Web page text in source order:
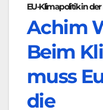
EU-Klimapolitik in der
Achim
Beim
muss
die